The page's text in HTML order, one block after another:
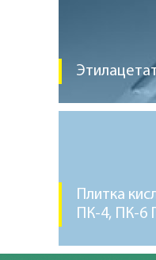
Плитка
ПК-4, ПК-6